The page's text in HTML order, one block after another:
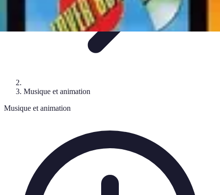
Musique et animation
Musique et animation